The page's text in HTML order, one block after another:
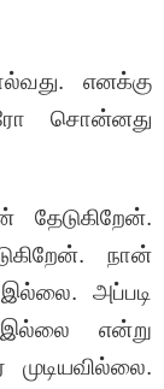
எனக்கு
சொன்னது
நான்
அப்படி
என்று